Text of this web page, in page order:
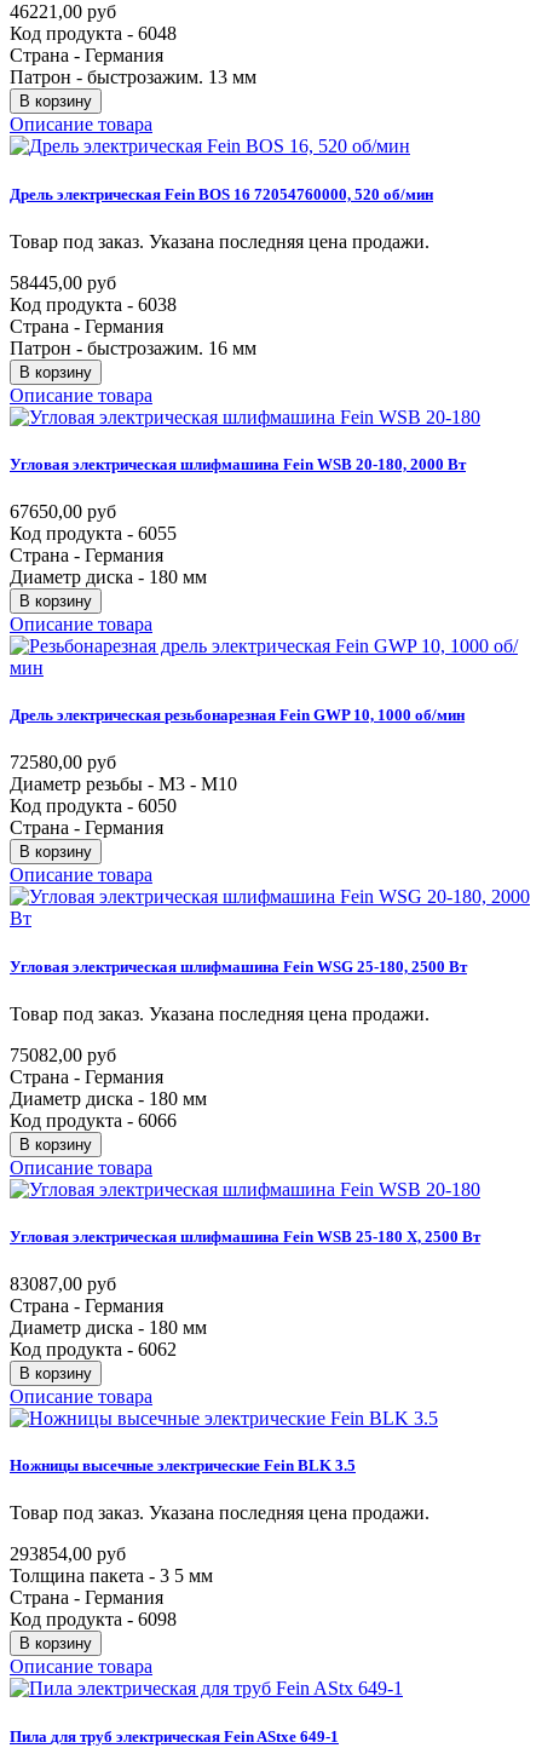
46221,00 руб
Код продукта - 6048
Страна - Германия
Патрон - быстрозажим. 13 мм
В корзину
Описание товара
Дрель электрическая Fein BOS 16 72054760000, 520 об/мин
Товар под заказ. Указана последняя цена продажи.
58445,00 руб
Код продукта - 6038
Страна - Германия
Патрон - быстрозажим. 16 мм
В корзину
Описание товара
Угловая электрическая шлифмашина Fein WSB 20-180, 2000 Вт
67650,00 руб
Код продукта - 6055
Страна - Германия
Диаметр диска - 180 мм
В корзину
Описание товара
Дрель электрическая резьбонарезная Fein GWP 10, 1000 об/мин
72580,00 руб
Диаметр резьбы - M3 - M10
Код продукта - 6050
Страна - Германия
В корзину
Описание товара
Угловая электрическая шлифмашина Fein WSG 25-180, 2500 Вт
Товар под заказ. Указана последняя цена продажи.
75082,00 руб
Страна - Германия
Диаметр диска - 180 мм
Код продукта - 6066
В корзину
Описание товара
Угловая электрическая шлифмашина Fein WSB 25-180 X, 2500 Вт
83087,00 руб
Страна - Германия
Диаметр диска - 180 мм
Код продукта - 6062
В корзину
Описание товара
Ножницы высечные электрические Fein BLK 3.5
Товар под заказ. Указана последняя цена продажи.
293854,00 руб
Толщина пакета - 3 5 мм
Страна - Германия
Код продукта - 6098
В корзину
Описание товара
Пила для труб электрическая Fein AStxe 649-1